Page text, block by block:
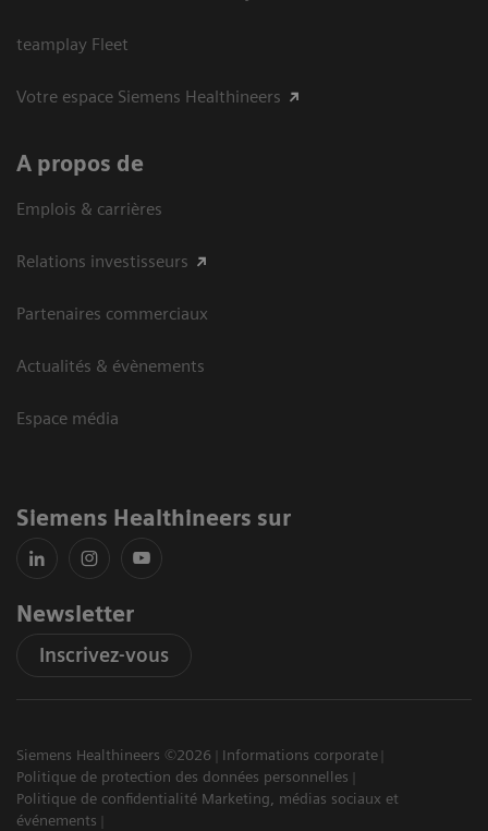
teamplay Fleet
Votre espace Siemens Healthineers
A propos de
Emplois & carrières
Relations investisseurs
Partenaires commerciaux
Actualités & évènements
Espace média
Siemens Healthineers sur
Newsletter
Inscrivez-vous
Siemens Healthineers ©2026
Informations corporate
Politique de protection des données personnelles
Politique de confidentialité Marketing, médias sociaux et
événements